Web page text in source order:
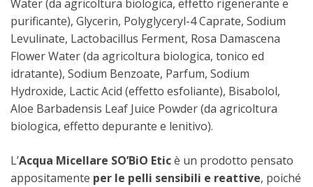
Water (da agricoltura biologica, effetto rigenerante e
purificante), Glycerin, Polyglyceryl-4 Caprate, Sodium
Levulinate, Lactobacillus Ferment, Rosa Damascena
Flower Water (da agricoltura biologica, tonico ed
idratante), Sodium Benzoate, Parfum, Sodium
Hydroxide, Lactic Acid (effetto esfoliante), Bisabolol,
Aloe Barbadensis Leaf Juice Powder (da agricoltura
biologica, effetto depurante e lenitivo).
L’Acqua Micellare SO’BiO Eticè un prodotto pensato
appositamente per le pelli sensibili e reattive, poiché